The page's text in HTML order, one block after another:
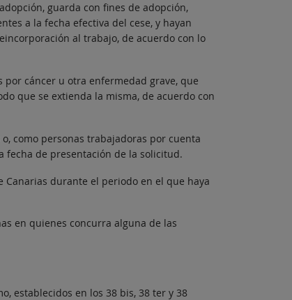
guarda con fines de adopción,
a la fecha efectiva del cese, y hayan
al trabajo, de acuerdo con lo
cáncer u otra enfermedad grave, que
que se extienda la misma, de acuerdo con
como personas trabajadoras por cuenta
fecha de presentación de la solicitud.
durante el periodo en el que haya
en quienes concurra alguna de las
establecidos en los 38 bis, 38 ter y 38